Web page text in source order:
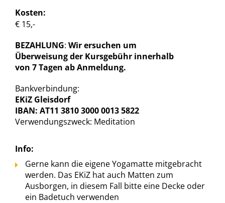
Kosten:
€ 15,-
BEZAHLUNG: Wir ersuchen um
Überweisung der Kursgebühr innerhalb
von 7 Tagen ab Anmeldung.
Bankverbindung:
EKiZ Gleisdorf
IBAN: AT11 3810 3000 0013 5822
Verwendungszweck: Meditation
Info:
Gerne kann die eigene Yogamatte mitgebracht
werden. Das EKiZ hat auch Matten zum
Ausborgen, in diesem Fall bitte eine Decke oder
ein Badetuch verwenden